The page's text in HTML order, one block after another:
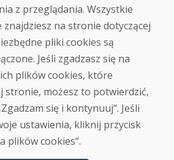
internetowy
handlowe
i wymiana towaru
danych osobowych
z przeglądania. Wszystkie
na stronie dotyczącej
pliki cookies są
Jeśli zgadzasz się na
plików cookies, które
stronie, możesz to potwierdzić,
się i kontynuuj“. Jeśli
ustawienia, kliknij przycisk
plików cookies“.